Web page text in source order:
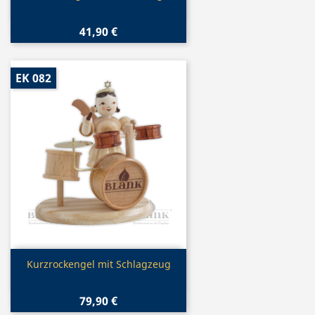
41,90 €
Vorschau
Kurzrockengel mit Schlagzeug
79,90 €
EK 082